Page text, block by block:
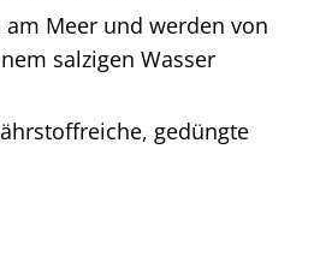
am Meer und werden von
salzigen Wasser
gedüngte